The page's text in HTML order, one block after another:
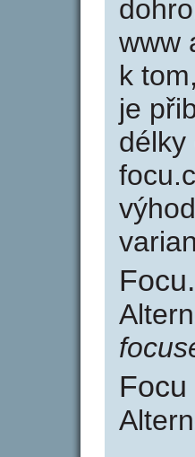
www
k
je
délky
Focu